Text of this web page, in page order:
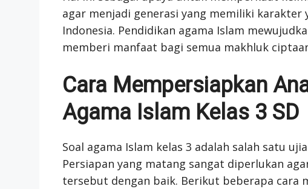
agar menjadi generasi yang memiliki
Indonesia. Pendidikan agama Islam
memberi manfaat bagi semua makhluk
Cara Mempersiapkan
Agama Islam Kelas 3 SD
Soal agama Islam kelas 3 adalah salah satu
Persiapan yang matang sangat diperlukan
tersebut dengan baik. Berikut beberapa cara